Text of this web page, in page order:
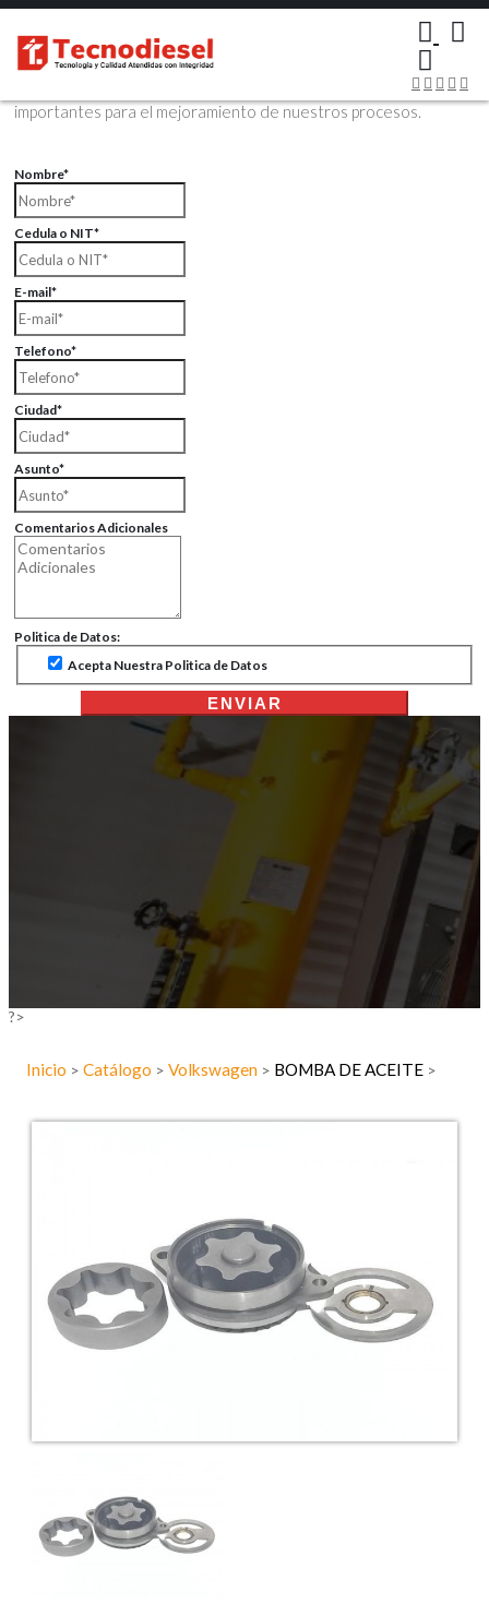
Contáctenos Vía Email
Envíenos sus datos con sus comentarios, sus opiniones son muy
importantes para el mejoramiento de nuestros procesos.
Nombre*
Cedula o NIT*
E-mail*
Telefono*
Ciudad*
Asunto*
Comentarios Adicionales
Politica de Datos:
Acepta Nuestra Politica de Datos
ENVIAR
?>
Inicio > Catálogo > Volkswagen > BOMBA DE ACEITE >